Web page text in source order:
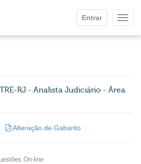
Entrar
RJ - Analista Judiciário - Área
Alteração de Gabarito
On-line